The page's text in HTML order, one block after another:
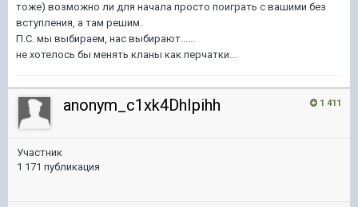
тоже) возможно ли для начала просто поиграть с вашими без
вступления, а там решим.
П.С. мы выбираем, нас выбирают......
не хотелось бы менять кланы как перчатки...
1 411
anonym_c1xk4DhIpihh
Участник
1 171 публикация